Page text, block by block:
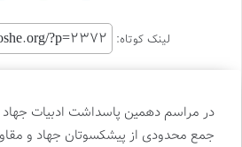
لینک کوتاه:
در مراسم دهمین پاسداشت ادبیات
جمع محدودی از پیشکسوتان جهاد و